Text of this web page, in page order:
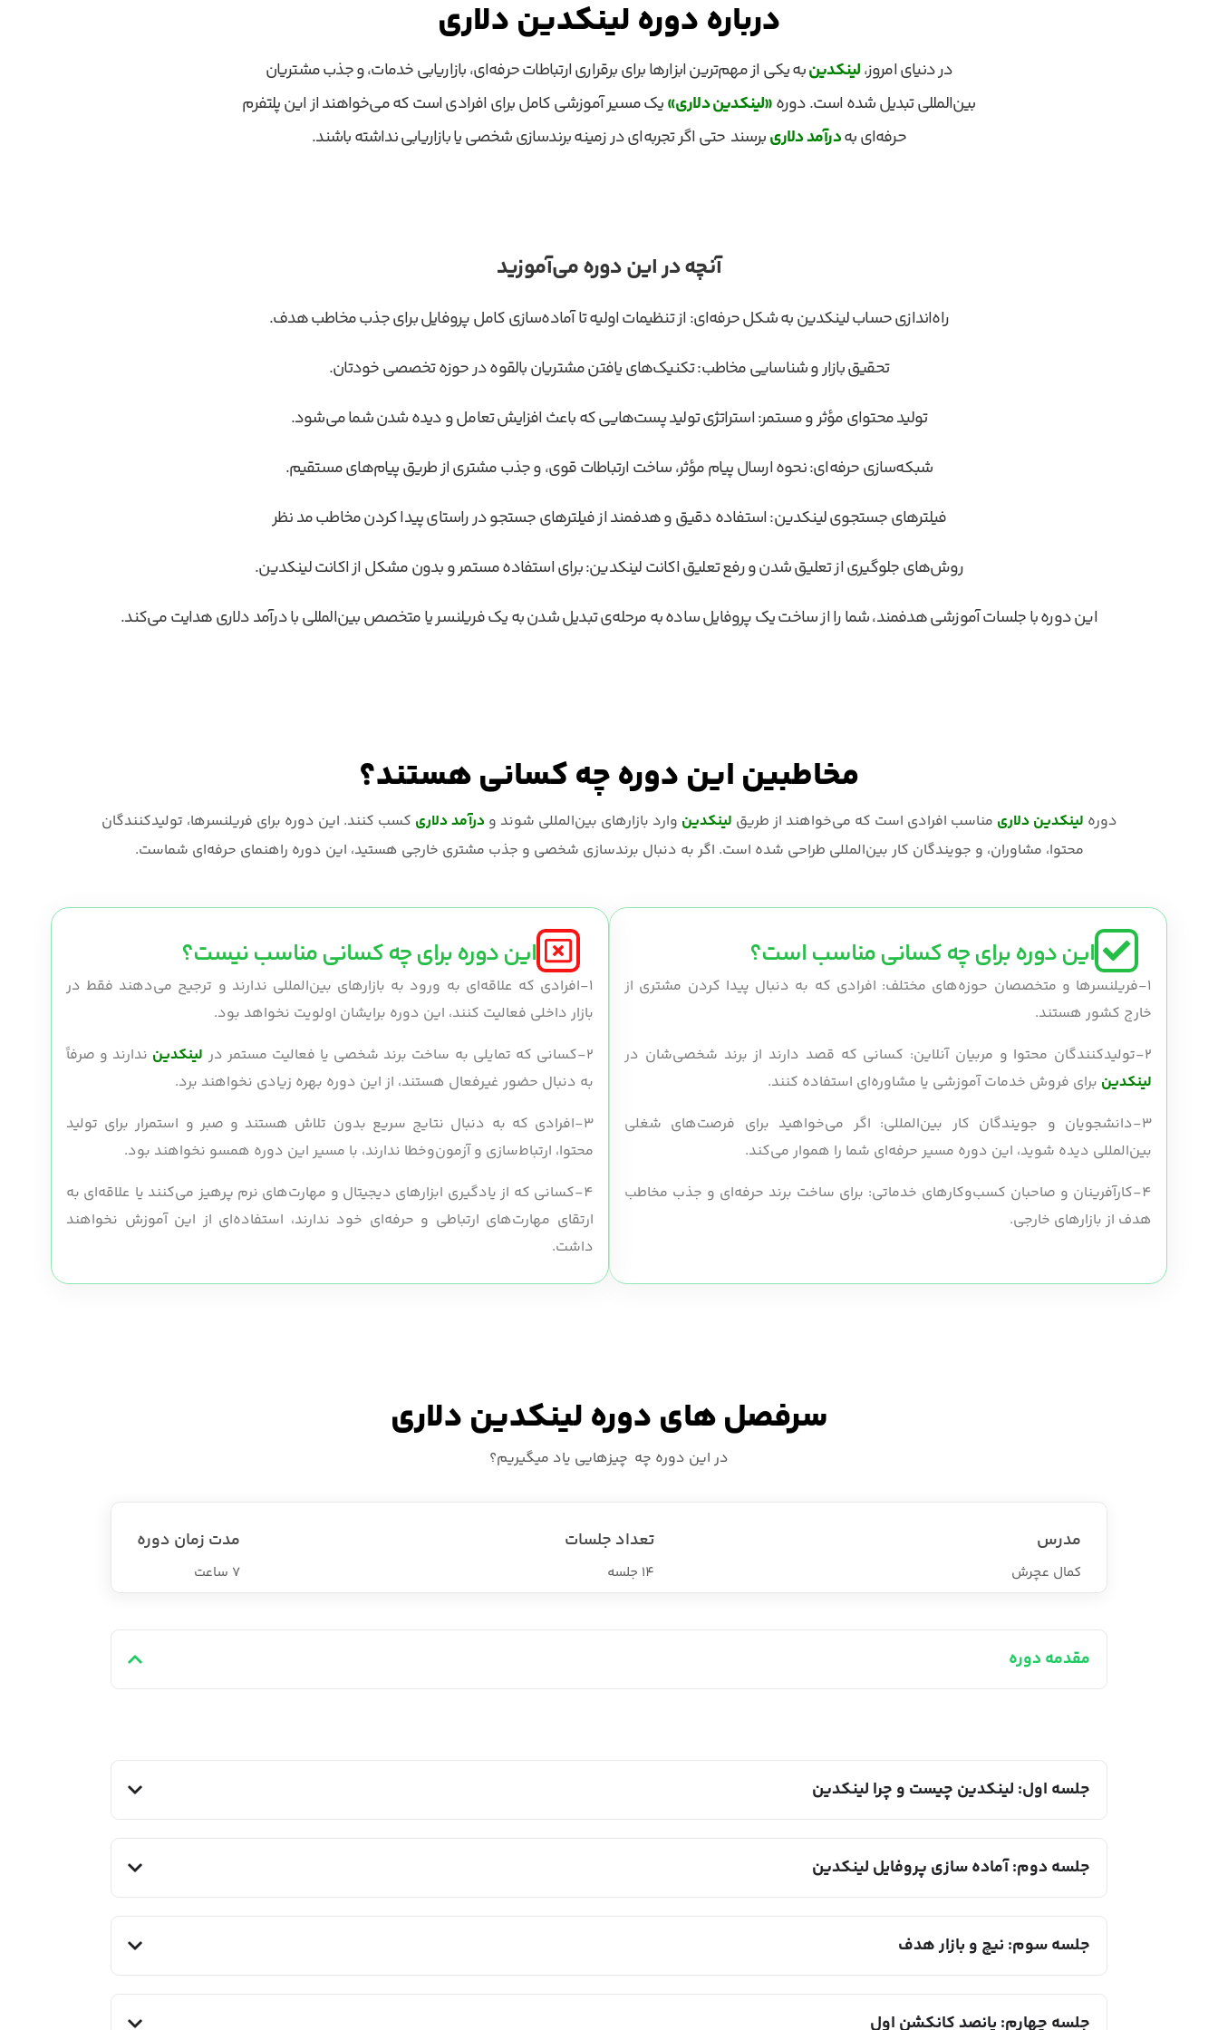
درباره دوره لینکدین دلاری
در دنیای امروز،لینکدینبه یکی از مهم‌ترین ابزارها برای برقراری ارتباطات حرفه‌ای، بازاریابی خدمات، و جذب مشتریان
بین‌المللی تبدیل شده است. دوره«لینکدین دلاری»یک مسیر آموزشی کامل برای افرادی است که می‌خواهند از این پلتفرم
حرفه‌ای بهدرآمد دلاریبرسند حتی اگر تجربه‌ای در زمینه برندسازی شخصی یا بازاریابی نداشته باشند.
آنچه در این دوره می‌آموزید
راه‌اندازی حساب لینکدین به شکل حرفه‌ای: از تنظیمات اولیه تا آماده‌سازی کامل پروفایل برای جذب مخاطب هدف.
تحقیق بازار و شناسایی مخاطب: تکنیک‌های یافتن مشتریان بالقوه در حوزه تخصصی خودتان.
تولید محتوای مؤثر و مستمر: استراتژی تولید پست‌هایی که باعث افزایش تعامل و دیده شدن شما می‌شود.
شبکه‌سازی حرفه‌ای: نحوه ارسال پیام مؤثر، ساخت ارتباطات قوی، و جذب مشتری از طریق پیام‌های مستقیم.
فیلترهای جستجوی لینکدین: استفاده دقیق و هدفمند از فیلترهای جستجو در راستای پیدا کردن مخاطب مد نظر
روش‌های جلوگیری از تعلیق شدن و رفع تعلیق اکانت لینکدین: برای استفاده مستمر و بدون مشکل از اکانت لینکدین.
این دوره با جلسات آموزشی هدفمند، شما را از ساخت یک پروفایل ساده به مرحله‌ی تبدیل شدن به یک فریلنسر یا متخصص بین‌المللی با درآمد دلاری هدایت می‌کند.
مخاطبین این دوره چه کسانی هستند؟
دوره لینکدین دلاری مناسب افرادی است که می‌خواهند از طریق لینکدین وارد بازارهای بین‌المللی شوند ودرآمد دلاری کسب کنند. این دوره برای فریلنسرها، تولیدکنندگان
محتوا، مشاوران، و جویندگان کار بین‌المللی طراحی شده است. اگر به دنبال برندسازی شخصی و جذب مشتری خارجی هستید، این دوره راهنمای حرفه‌ای شماست.
این دوره برای چه کسانی مناسب است؟
1-فریلنسرها و متخصصان حوزه‌های مختلف: افرادی که به دنبال پیدا کردن مشتری از
خارج کشور هستند.
2-تولیدکنندگان محتوا و مربیان آنلاین: کسانی که قصد دارند از برند شخصی‌شان در
لینکدین برای فروش خدمات آموزشی یا مشاوره‌ای استفاده کنند.
3-دانشجویان و جویندگان کار بین‌المللی: اگر می‌خواهید برای فرصت‌های شغلی
بین‌المللی دیده شوید، این دوره مسیر حرفه‌ای شما را هموار می‌کند.
4-کارآفرینان و صاحبان کسب‌وکارهای خدماتی: برای ساخت برند حرفه‌ای و جذب مخاطب
هدف از بازارهای خارجی.
این دوره برای چه کسانی مناسب نیست؟
1-افرادی که علاقه‌ای به ورود به بازارهای بین‌المللی ندارند و ترجیح می‌دهند فقط در
بازار داخلی فعالیت کنند، این دوره برایشان اولویت نخواهد بود.
2-کسانی که تمایلی به ساخت برند شخصی یا فعالیت مستمر در
لینکدین ندارند و صرفاً
به دنبال حضور غیرفعال هستند، از این دوره بهره زیادی نخواهند برد.
3-افرادی که به دنبال نتایج سریع بدون تلاش هستند و صبر و استمرار برای تولید
محتوا، ارتباط‌سازی و آزمون‌وخطا ندارند، با مسیر این دوره همسو نخواهند بود.
4-کسانی که از یادگیری ابزارهای دیجیتال و مهارت‌های نرم پرهیز می‌کنند یا علاقه‌ای به
ارتقای مهارت‌های ارتباطی و حرفه‌ای خود ندارند، استفاده‌ای از این آموزش نخواهند
داشت.
سرفصل های دوره لینکدین دلاری
در این دوره چه چیزهایی یاد میگیریم؟
مدرس
کمال عچرش
تعداد جلسات
14 جلسه
مدت زمان دوره
7 ساعت
مقدمه دوره
جلسه اول: لینکدین چیست و چرا لینکدین
جلسه دوم: آماده سازی پروفایل لینکدین
جلسه سوم: نیچ و بازار هدف
جلسه چهارم: پانصد کانکشن اول